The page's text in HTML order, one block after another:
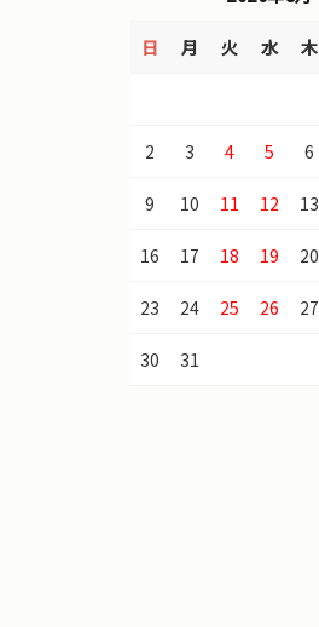
日 月 火 水 木
2 3 4 5 6
9 10 11 12 13
16 17 18 19 20
23 24 25 26 27
30 31